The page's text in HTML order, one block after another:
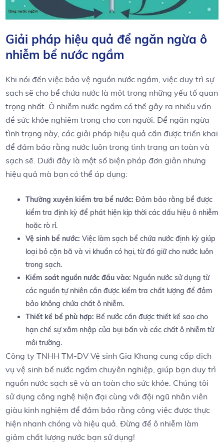
Giải pháp ⁢hiệu‍ quả để​ ngăn ngừa ô
nhiễm bể nước ngầm
Khi⁣ nói đến việc bảo vệ nguồn nước​ ngầm, việc duy trì sự
sạch‌ sẽ cho bể chứa nước ‌là⁣ một trong những yếu tố quan
trọng nhất. ⁤Ô nhiễm nước ngầm có‌ thể gây ra nhiều vấn
đề sức khỏe ⁤nghiêm trọng cho ‌con người. Để‌ ngăn ngừa
tình trạng này, các giải pháp hiệu quả cần⁣ được triển khai
để ‍đảm bảo rằng nước luôn trong tình ⁤trạng an⁣ toàn và
‍sạch sẽ. Dưới đây là một⁣ số biện pháp⁣ đơn giản nhưng
hiệu‌ quả mà bạn có⁣ thể‍ áp dụng:
Thường xuyên kiểm tra‌ bể nước: Đảm ⁢bảo rằng bể được
kiểm⁢ tra định kỳ để phát hiện kịp thời các dấu​ hiệu ô⁣ nhiễm
hoặc rò⁣ rỉ.
Vệ sinh bể nước: Việc làm sạch bể chứa nước định kỳ giúp
loại bỏ cặn bã và vi khuẩn có ⁣hại, từ đó giữ cho​ nước ‌luôn
trong sạch.
Kiểm soát nguồn ⁤nước đầu vào: Nguồn nước sử dụng từ
các nguồn tự nhiên cần được kiểm tra chất‍ lượng để⁢ đảm⁤
bảo ⁤không chứa ⁣chất ​ô nhiễm.
Thiết ⁤kế ⁣bể phù ​hợp: Bể⁢ nước cần được thiết kế sao ‍cho
hạn chế sự xâm nhập ‍của bụi bẩn và ​các chất‌ ô ⁤nhiễm từ
môi trường.
Công⁢ ty TNHH TM-DV Vệ sinh Gia Khang cung‍ cấp dịch
vụ vệ sinh bể⁤ nước ngầm chuyên‍ nghiệp, giúp‍ bạn duy trì
nguồn nước sạch sẽ và an‌ toàn cho sức khỏe.⁣ Chúng tôi
sử dụng công nghệ hiện đại cùng với đội ngũ nhân​ viên
giàu kinh nghiệm để đảm bảo rằng công việc​ được thực
hiện nhanh chóng⁤ và hiệu quả.⁤ Đừng để ô nhiễm làm
giảm chất lượng nước bạn sử dụng!